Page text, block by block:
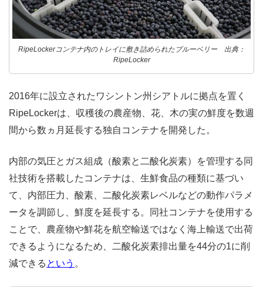
RipeLockerコンテナ内のトレイに敷き詰められたブルーベリー 出典：
RipeLocker
2016年に設立されたワシントン州シアトルに拠点を置く
RipeLockerは、収穫後の農産物、花、木の実の鮮度を数週
間から数ヵ月延長する独自コンテナを開発した。
内部の気圧とガス組成（酸素と二酸化炭素）を管理する同
社技術を搭載したコンテナは、生鮮食品の種類に基づい
て、内部圧力、酸素、二酸化炭素レベルなどの動作パラメ
ータを調節し、鮮度を延長する。同社コンテナを使用する
ことで、農産物や鮮花を航空輸送ではなく海上輸送で出荷
できるようになるため、二酸化炭素排出量を44分の1に削
減できる という 。